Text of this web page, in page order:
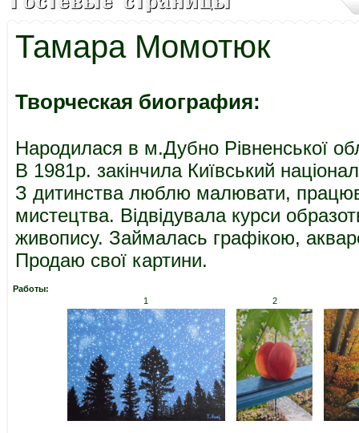
Тамара Момотюк
Творческая биография:
Народилася в м.Дубно Рівненської
В 1981р. закінчила Київський
З дитинства люблю малювати,
мистецтва. Відвідувала курси
живопису. Займалась графікою,
Продаю свої картини.
Работы:
1
2